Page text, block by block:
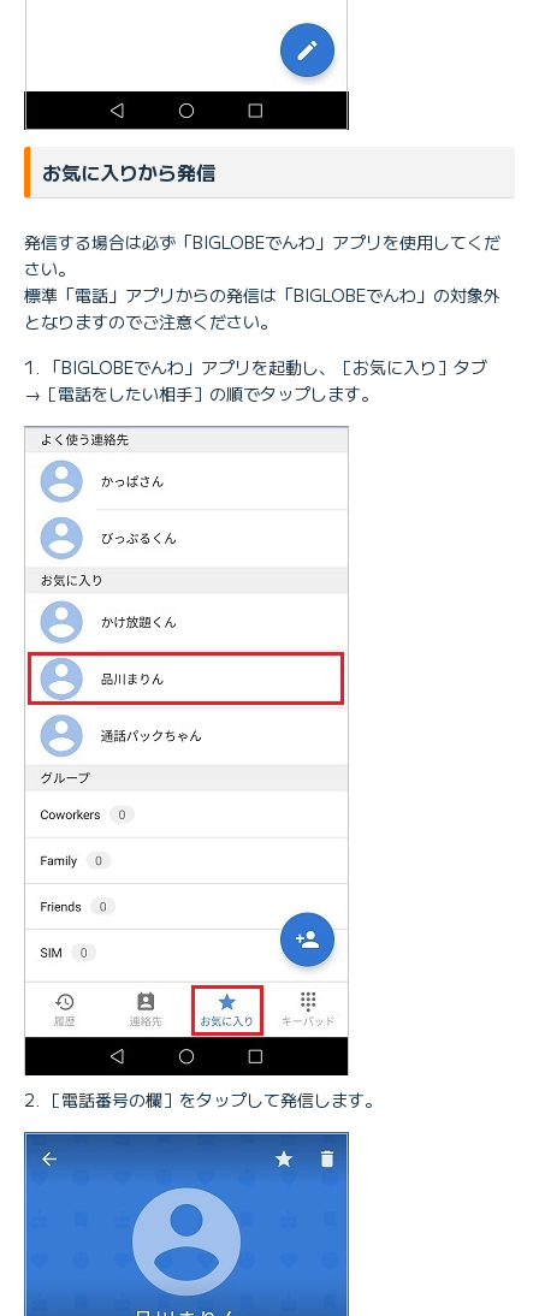
お気に入りから発信
発信する場合は必ず「BIGLOBEでんわ」アプリを使用してくだ
さい。
標準「電話」アプリからの発信は「BIGLOBEでんわ」の対象外
となりますのでご注意ください。
「BIGLOBEでんわ」アプリを起動し、［お気に入り］タブ
→［電話をしたい相手］の順でタップします。
［電話番号の欄］をタップして発信します。